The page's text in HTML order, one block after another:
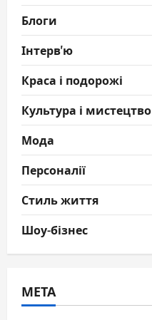
Блоги
Інтерв'ю
Краса і подорожі
Культура і мистецтво
Мода
Персоналії
Стиль життя
Шоу-бізнес
МЕТА